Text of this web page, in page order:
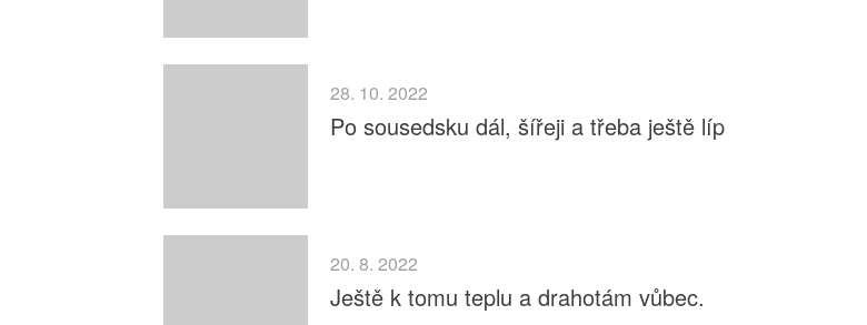
28. 10. 2022
Po sousedsku dál, šířeji a třeba ještě líp
20. 8. 2022
Ještě k tomu teplu a drahotám vůbec.